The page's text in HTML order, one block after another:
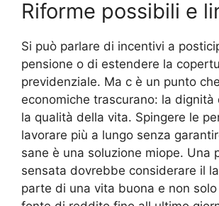
Riforme possibili e
Si può parlare di incentivi a
pensione o di estendere la
previdenziale. Ma c è un punto
economiche trascurano: la dignità
la qualità della vita. Spingere le
lavorare più a lungo senza
sane è una soluzione miope. Una
sensata dovrebbe considerare il
parte di una vita buona e non